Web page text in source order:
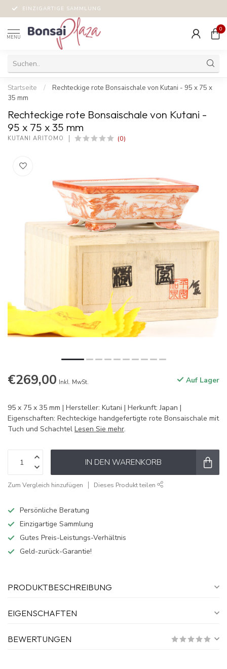
EINZIGARTIGE SAMMLUNG
MENU
0
Startseite /
Rechteckige rote Bonsaischale von Kutani - 95 x 75 x
35 mm
Rechteckige rote Bonsaischale von Kutani -
95 x 75 x 35 mm
KUTANI ARITOMO (0)
€269,00 Inkl. MwSt. Auf Lager
95 x 75 x 35 mm | Hersteller: Kutani | Herkunft: Japan |
Eigenschaften: Rechteckige handgefertigte rote Bonsaischale mit
Tuch und Schachtel Lesen Sie mehr.
IN DEN WARENKORB
Zum Vergleich hinzufügen Dieses Produkt teilen
Persönliche Beratung
Einzigartige Sammlung
Gutes Preis-Leistungs-Verhältnis
Geld-zurück-Garantie!
PRODUKTBESCHREIBUNG
EIGENSCHAFTEN
BEWERTUNGEN